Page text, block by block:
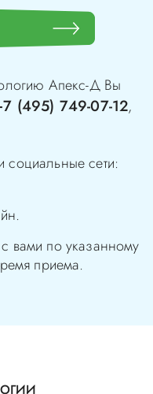
Апекс-ДВы
(495) 749-07-12,
сети:
вами по указанному
приема.